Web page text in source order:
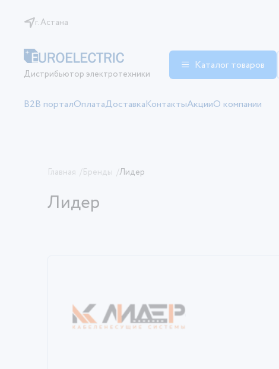
г. Астана
Дистрибьютор электротехники
Каталог товаров
B2B порталОплатаДоставкаКонтактыАкцииО компании
Главная /Бренды /Лидер
Лидер